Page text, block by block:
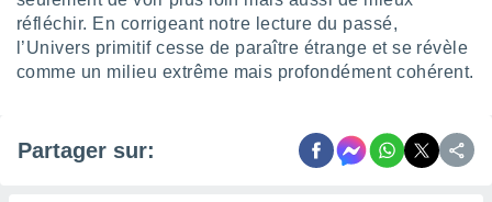
réfléchir. En corrigeant notre lecture du passé,
l’Univers primitif cesse de paraître étrange et se révèle
comme un milieu extrême mais profondément cohérent.
Partager sur: